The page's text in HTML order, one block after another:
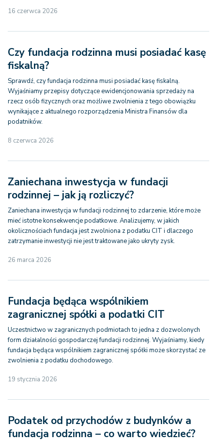
16 czerwca 2026
Czy fundacja rodzinna musi posiadać kasę
fiskalną?
Sprawdź, czy fundacja rodzinna musi posiadać kasę fiskalną.
Wyjaśniamy przepisy dotyczące ewidencjonowania sprzedaży na
rzecz osób fizycznych oraz możliwe zwolnienia z tego obowiązku
wynikające z aktualnego rozporządzenia Ministra Finansów dla
podatników.
8 czerwca 2026
Zaniechana inwestycja w fundacji
rodzinnej – jak ją rozliczyć?
Zaniechana inwestycja w fundacji rodzinnej to zdarzenie, które może
mieć istotne konsekwencje podatkowe. Analizujemy, w jakich
okolicznościach fundacja jest zwolniona z podatku CIT i dlaczego
zatrzymanie inwestycji nie jest traktowane jako ukryty zysk.
26 marca 2026
Fundacja będąca wspólnikiem
zagranicznej spółki a podatki CIT
Uczestnictwo w zagranicznych podmiotach to jedna z dozwolonych
form działalności gospodarczej fundacji rodzinnej. Wyjaśniamy, kiedy
fundacja będąca wspólnikiem zagranicznej spółki może skorzystać ze
zwolnienia z podatku dochodowego.
19 stycznia 2026
Podatek od przychodów z budynków a
fundacja rodzinna – co warto wiedzieć?